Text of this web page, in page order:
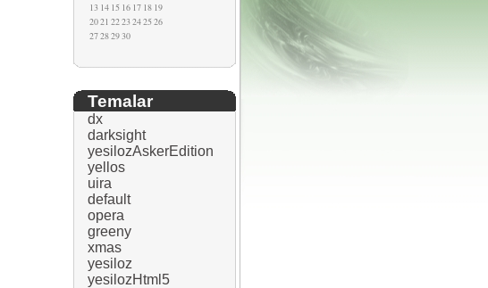
13 14 15 16 17 18 19
2021 2223242526
27282930
Temalar
dx
darksight
yesilozAskerEdition
yellos
uira
default
opera
greeny
xmas
yesiloz
yesilozHtml5